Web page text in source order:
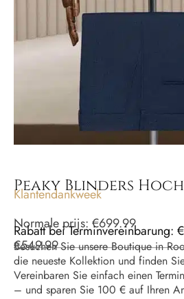
Peaky Blinders
Klantendankweek
Normale prijs: €699.99
Rabatt bei Terminvereinbarung:
€549.99
Besuchen Sie unsere Boutique in
die neueste Kollektion und finden
Vereinbaren Sie einfach einen
– und sparen Sie 100 € auf Ihren